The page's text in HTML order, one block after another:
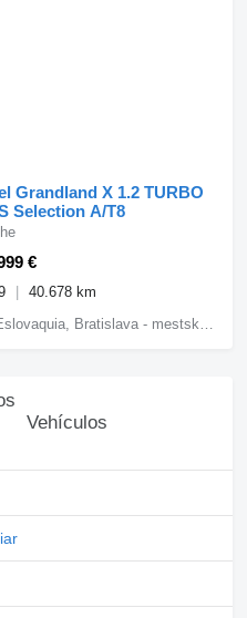
Grandland X 1.2 TURBO
Selection A/T8
€
40.678 km
Vehículos